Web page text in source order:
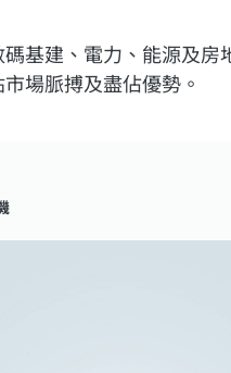
基建、電力、能源及房
場脈搏及盡佔優勢。